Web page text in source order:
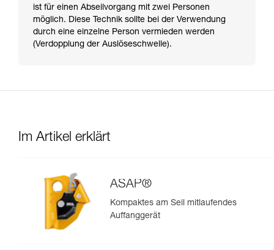
ist für einen Abseilvorgang mit zwei Personen
möglich. Diese Technik sollte bei der Verwendung
durch eine einzelne Person vermieden werden
(Verdopplung der Auslöseschwelle).
Im Artikel erklärt
ASAP®
Kompaktes am Seil mitlaufendes
Auffanggerät